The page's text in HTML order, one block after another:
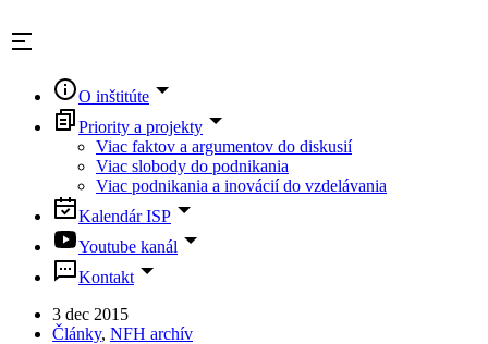
to
content
O inštitúte
Priority a projekty
Viac faktov a argumentov do diskusií
Viac slobody do podnikania
Viac podnikania a inovácií do vzdelávania
Kalendár ISP
Youtube kanál
Kontakt
3 dec 2015
Články, NFH archív